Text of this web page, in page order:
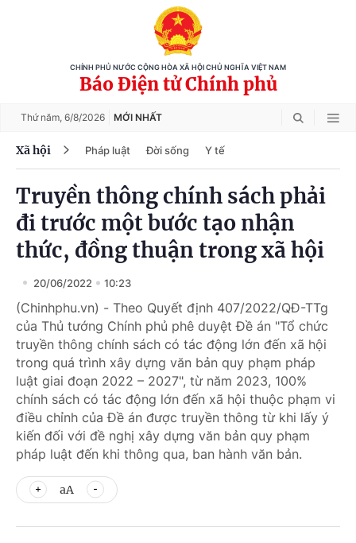
CHÍNH PHỦ NƯỚC CỘNG HÒA XÃ HỘI CHỦ NGHĨA VIỆT NAM
Báo Điện tử Chính phủ
Thứ năm, 6/8/2026 MỚI NHẤT
Xã hội Pháp luật Đời sống Y tế
Truyền thông chính sách phải
đi trước một bước tạo nhận
thức, đồng thuận trong xã hội
20/06/2022 10:23
(Chinhphu.vn) - Theo Quyết định 407/2022/QĐ-TTg
của Thủ tướng Chính phủ phê duyệt Đề án "Tổ chức
truyền thông chính sách có tác động lớn đến xã hội
trong quá trình xây dựng văn bản quy phạm pháp
luật giai đoạn 2022 – 2027", từ năm 2023, 100%
chính sách có tác động lớn đến xã hội thuộc phạm vi
điều chỉnh của Đề án được truyền thông từ khi lấy ý
kiến đối với đề nghị xây dựng văn bản quy phạm
pháp luật đến khi thông qua, ban hành văn bản.
aA